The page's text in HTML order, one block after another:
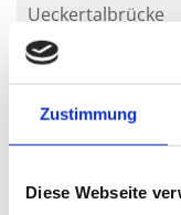
Zustimmung
Diese Webseite
Ueckertalbrücke
A20
Bauvorhaben: